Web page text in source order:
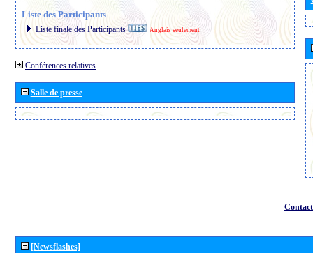
Liste des Participants
Liste finale des Participants Anglais seulement
Conférences relatives
Salle de presse
[Newsflashes]